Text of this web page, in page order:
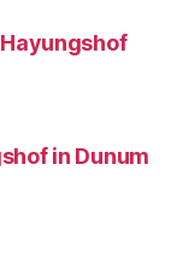
in Dunum